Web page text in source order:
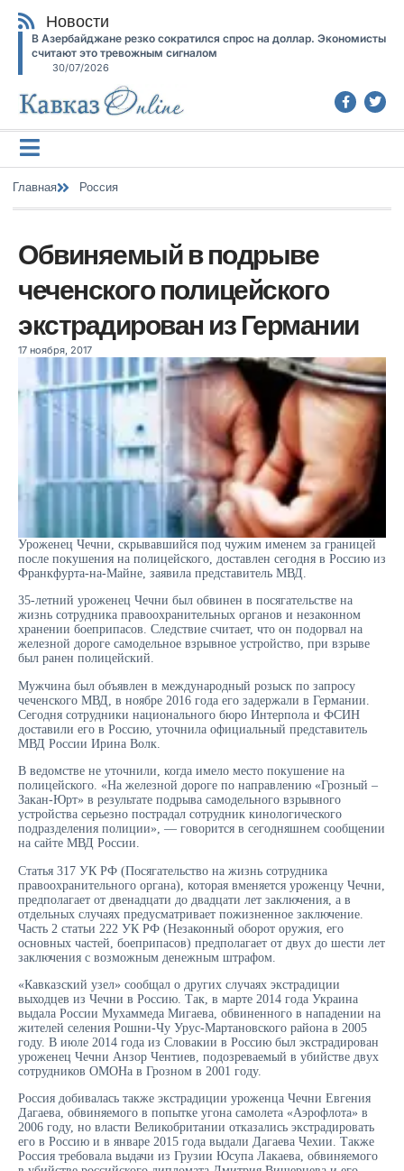
Новости
В Азербайджане резко сократился спрос на доллар. Экономисты
считают это тревожным сигналом
30/07/2026
Главная Россия
Обвиняемый в подрыве
чеченского полицейского
экстрадирован из Германии
17 ноября, 2017
Уроженец Чечни, скрывавшийся под чужим именем за границей
после покушения на полицейского, доставлен сегодня в Россию из
Франкфурта-на-Майне, заявила представитель МВД.
35-летний уроженец Чечни был обвинен в посягательстве на
жизнь сотрудника правоохранительных органов и незаконном
хранении боеприпасов. Следствие считает, что он подорвал на
железной дороге самодельное взрывное устройство, при взрыве
был ранен полицейский.
Мужчина был объявлен в международный розыск по запросу
чеченского МВД, в ноябре 2016 года его задержали в Германии.
Сегодня сотрудники национального бюро Интерпола и ФСИН
доставили его в Россию, уточнила официальный представитель
МВД России Ирина Волк.
В ведомстве не уточнили, когда имело место покушение на
полицейского. «На железной дороге по направлению «Грозный –
Закан-Юрт» в результате подрыва самодельного взрывного
устройства серьезно пострадал сотрудник кинологического
подразделения полиции», — говорится в сегодняшнем сообщении
на сайте МВД России.
Статья 317 УК РФ (Посягательство на жизнь сотрудника
правоохранительного органа), которая вменяется уроженцу Чечни,
предполагает от двенадцати до двадцати лет заключения, а в
отдельных случаях предусматривает пожизненное заключение.
Часть 2 статьи 222 УК РФ (Незаконный оборот оружия, его
основных частей, боеприпасов) предполагает от двух до шести лет
заключения с возможным денежным штрафом.
«Кавказский узел» сообщал о других случаях экстрадиции
выходцев из Чечни в Россию. Так, в марте 2014 года Украина
выдала России Мухаммеда Мигаева, обвиненного в нападении на
жителей селения Рошни-Чу Урус-Мартановского района в 2005
году. В июле 2014 года из Словакии в Россию был экстрадирован
уроженец Чечни Анзор Чентиев, подозреваемый в убийстве двух
сотрудников ОМОНа в Грозном в 2001 году.
Россия добивалась также экстрадиции уроженца Чечни Евгения
Дагаева, обвиняемого в попытке угона самолета «Аэрофлота» в
2006 году, но власти Великобритании отказались экстрадировать
его в Россию и в январе 2015 года выдали Дагаева Чехии. Также
Россия требовала выдачи из Грузии Юсупа Лакаева, обвиняемого